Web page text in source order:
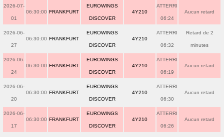
2026-07-
01
06:30:00 FRANKFURT
EUROWINGS
DISCOVER
4Y210
ATTERRI
06:24
Aucun retard
2026-06-
27
06:30:00 FRANKFURT
EUROWINGS
DISCOVER
4Y210
ATTERRI
06:32
Retard de 2
minutes
2026-06-
24
06:30:00 FRANKFURT
EUROWINGS
DISCOVER
4Y210
ATTERRI
06:19
Aucun retard
2026-06-
20
06:30:00 FRANKFURT
EUROWINGS
DISCOVER
4Y210
ATTERRI
06:30
Aucun retard
2026-06-
17
06:30:00 FRANKFURT
EUROWINGS
DISCOVER
4Y210
ATTERRI
06:26
Aucun retard